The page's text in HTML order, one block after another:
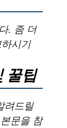
. 좀 더
시기
꿀팁
려드릴
문을 참